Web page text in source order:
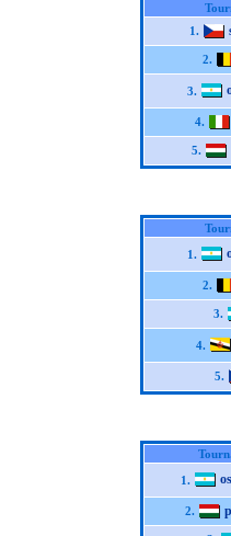
1.
2.
3.
4.
5.
1.
2.
3.
4.
5.
1.
2.